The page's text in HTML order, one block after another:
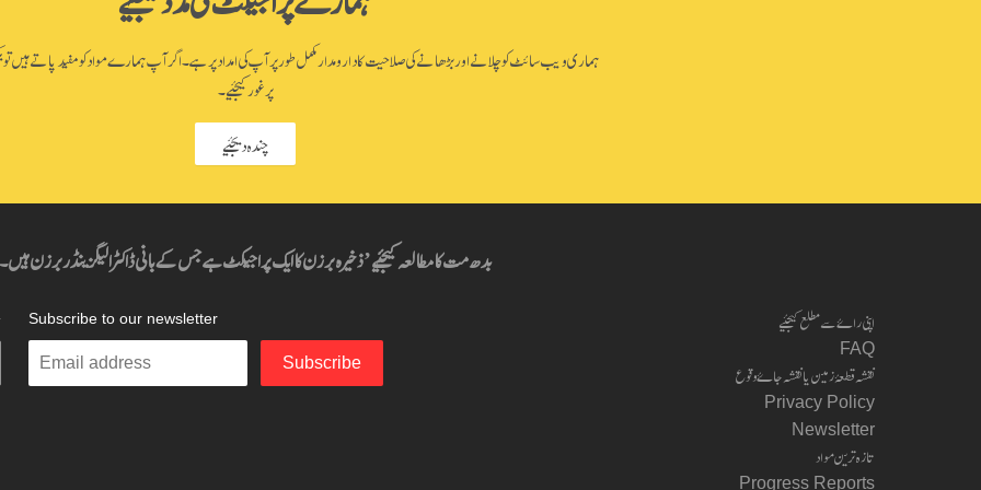
ہماری ویب سائٹ کو چلانے اور بڑھانے کی صلاحیت کا دارومدار مکمل طور پر آپ کی امداد پر ہے۔ اگر آپ ہمارے مواد کو مفید پاتے ہیں تو
پر غور کیجئیے۔
چندہ دیجئیے
بدھ مت کا مطالعہ کیجئیے’ ذخیرہ برزن کا ایک پراجیکٹ ہے جس کے بانی ڈاکٹر الیگزینڈر برزن ہیں۔
اپنی راۓ سے مطلع کیجئیے
FAQ
نقشہ قطعۂ زمین یا نقشہ جاۓ وقوع
Privacy Policy
Newsletter
تازہ ترین مواد
Progress Reports
Subscribe to our newsletter
Enter
Subscribe